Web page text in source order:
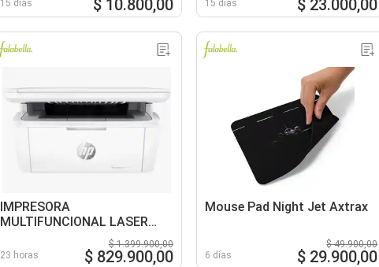
15 días $ 10.800,00 15 días $ 23.000,00
IMPRESORA
MULTIFUNCIONAL LASER
23 horas
$ 1.399.900,00
$ 829.900,00
Mouse Pad Night Jet Axtrax
6 días
$ 49.900,00
$ 29.900,00